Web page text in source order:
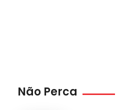
Não Perca